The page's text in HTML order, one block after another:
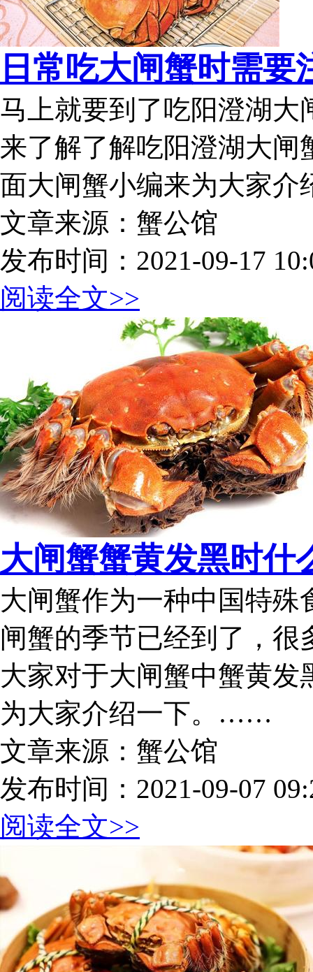
日常吃大闸蟹时需要
马上就要到了吃阳澄湖大
来了解了解吃阳澄湖大闸
面大闸蟹小编来为大家
文章来源：蟹公馆
发布时间：2021-09-17
阅读全文>>
大闸蟹蟹黄发黑时什
大闸蟹作为一种中国特
闸蟹的季节已经到了，
大家对于大闸蟹中蟹黄
为大家介绍一下。……
文章来源：蟹公馆
发布时间：2021-09-07
阅读全文>>